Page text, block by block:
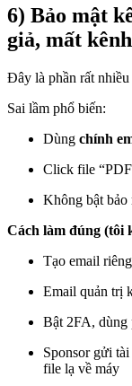
6) Bảo mật
giả, mất
Đây là phần rất
Sai lầm phổ biến:
Dùng chính
Click file
Không bật bảo
Cách làm đúng (tôi
Tạo email
Email quản trị
Bật 2FA, dùng
Sponsor gửi
file lạ về máy